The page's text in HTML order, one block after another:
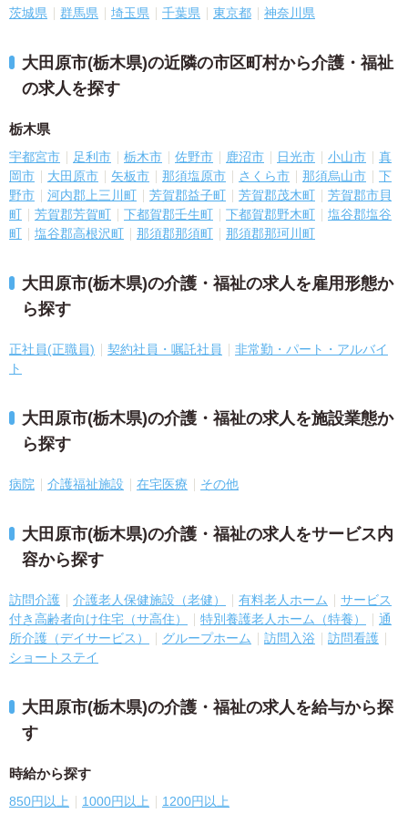
茨城県 群馬県 埼玉県 千葉県 東京都 神奈川県
大田原市(栃木県)の近隣の市区町村から介護・福祉
の求人を探す
栃木県
宇都宮市 足利市 栃木市 佐野市 鹿沼市 日光市 小山市
真
岡市
大田原市 矢板市 那須塩原市 さくら市 那須烏山市
下
野市
河内郡上三川町 芳賀郡益子町 芳賀郡茂木町
芳賀郡市貝
町
芳賀郡芳賀町 下都賀郡壬生町 下都賀郡野木町
塩谷郡塩谷
町
塩谷郡高根沢町 那須郡那須町 那須郡那珂川町
大田原市(栃木県)の介護・福祉の求人を雇用形態か
ら探す
正社員(正職員) 契約社員・嘱託社員
非常勤・パート・アルバイ
ト
大田原市(栃木県)の介護・福祉の求人を施設業態か
ら探す
病院 介護福祉施設 在宅医療 その他
大田原市(栃木県)の介護・福祉の求人をサービス内
容から探す
訪問介護 介護老人保健施設（老健） 有料老人ホーム
サービス
付き高齢者向け住宅（サ高住）
特別養護老人ホーム（特養）
通
所介護（デイサービス）
グループホーム 訪問入浴
訪問看護
ショートステイ
大田原市(栃木県)の介護・福祉の求人を給与から探
す
時給から探す
850円以上 1000円以上 1200円以上